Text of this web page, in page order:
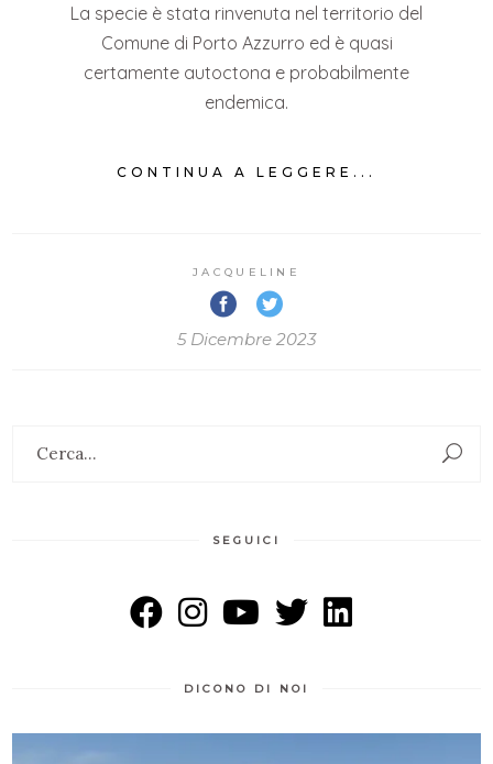
La specie è stata rinvenuta nel territorio del
Comune di Porto Azzurro ed è quasi
certamente autoctona e probabilmente
endemica.
CONTINUA A LEGGERE...
JACQUELINE
5 Dicembre 2023
SEGUICI
DICONO DI NOI